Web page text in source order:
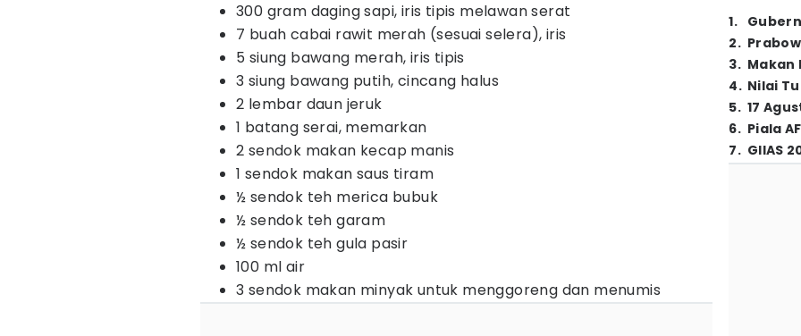
300 gram daging sapi, iris tipis melawan serat
7 buah cabai rawit merah (sesuai selera), iris
5 siung bawang merah, iris tipis
3 siung bawang putih, cincang halus
2 lembar daun jeruk
1 batang serai, memarkan
2 sendok makan kecap manis
1 sendok makan saus tiram
½ sendok teh merica bubuk
½ sendok teh garam
½ sendok teh gula pasir
100 ml air
3 sendok makan minyak untuk menggoreng dan menumis
1.
2.
3. Makan
4. Nilai
5. 17
6. Piala
7. GIIAS